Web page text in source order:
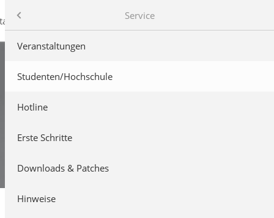
mb AEC Software GmbH Service
Veranstaltungen
Studenten/Hochschule
Hotline
Erste Schritte
Downloads & Patches
Hinweise